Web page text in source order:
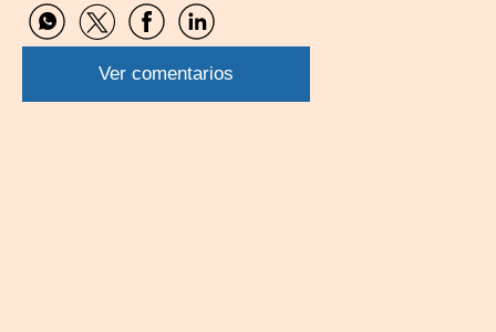
Compartir
por
WhatsApp
Compartir
por
Twitter
Compartir
por
Facebook
Compartir
por
Linkedin
Ver comentarios